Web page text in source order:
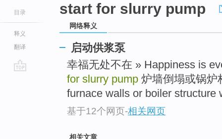
目录
释义
翻译
start for slurry pump
网络释义
启动供浆泵
幸福无处不在 » Happiness is
for slurry pump 炉墙倒塌或锅炉
furnace walls or boiler structure
基于12个网页-相关网页
相关文章